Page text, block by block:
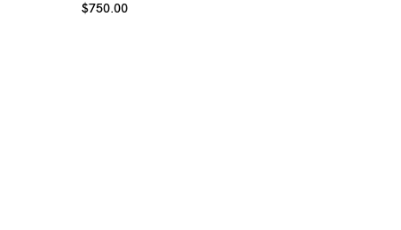
$750.00